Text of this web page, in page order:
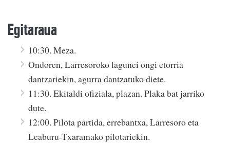
Egitaraua
10:30. Meza.
Ondoren, Larresoroko lagunei ongi etorria
dantzariekin, agurra dantzatuko diete.
11:30. Ekitaldi ofiziala, plazan. Plaka bat jarriko
dute.
12:00. Pilota partida, errebantxa, Larresoro eta
Leaburu-Txaramako pilotariekin.